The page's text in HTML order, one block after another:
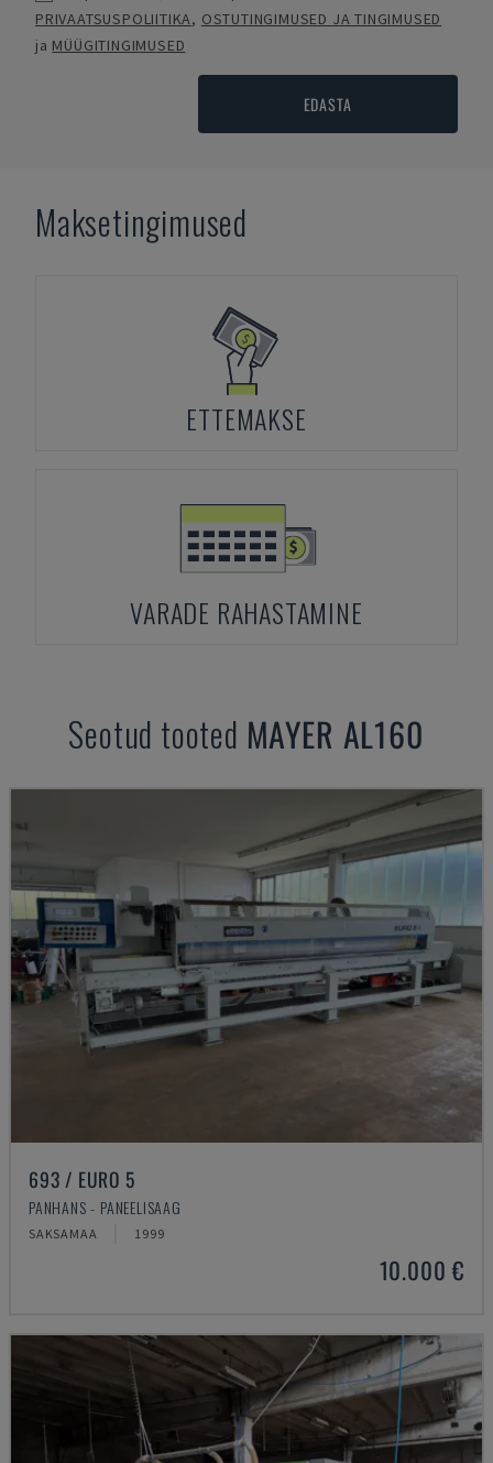
PRIVAATSUSPOLIITIKA, OSTUTINGIMUSED JA TINGIMUSED
ja MÜÜGITINGIMUSED
EDASTA
Maksetingimused
ETTEMAKSE
VARADE RAHASTAMINE
Seotud tooted MAYER AL160
693 / EURO 5
PANHANS - PANEELISAAG
SAKSAMAA 1999
10.000 €